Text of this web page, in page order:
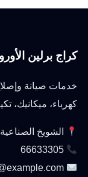
كراج برلين
خدمات صيانة
كهرباء، ميكانيك،
الشويخ
66633305
info@example.com